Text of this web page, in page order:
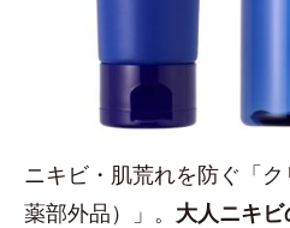
ニキビ・肌荒れを防ぐ「
薬部外品）」。 大人ニキ